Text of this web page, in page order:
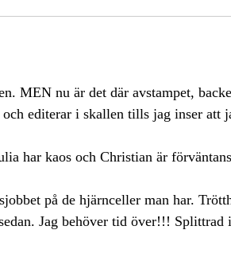
editerar i skallen tills jag inser att
har kaos och Christian är
Jag behöver tid över!!! Splittrad